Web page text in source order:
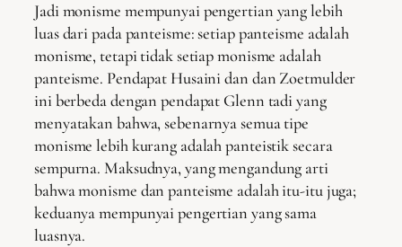
Jadi monisme mempunyai pengertian yang lebih
luas dari pada panteisme: setiap panteisme adalah
monisme, tetapi tidak setiap monisme adalah
panteisme. Pendapat Husaini dan dan Zoetmulder
ini berbeda dengan pendapat Glenn tadi yang
menyatakan bahwa, sebenarnya semua tipe
monisme lebih kurang adalah panteistik secara
sempurna. Maksudnya, yang mengandung arti
bahwa monisme dan panteisme adalah itu-itu juga;
keduanya mempunyai pengertian yang sama
luasnya.